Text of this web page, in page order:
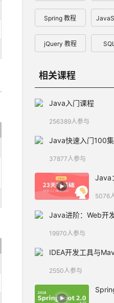
Spring 教程
jQuery 教程
相关课程
Java入门课程
256389人参与
Java快速入门100
37877人参与
Java
5076
Java进阶：Web开
19970人参与
IDEA开发工具与
2550人参与